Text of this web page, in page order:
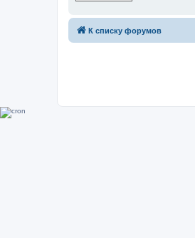
К списку форумов